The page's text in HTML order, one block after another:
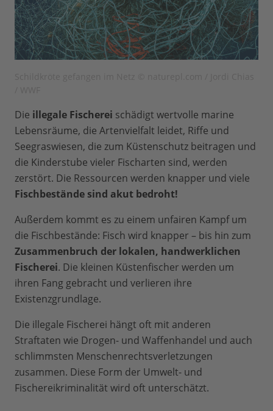
Die illegale Fischerei schädigt wertvolle marine
Lebensräume, die Artenvielfalt leidet, Riffe und
Seegraswiesen, die zum Küstenschutz beitragen und
die Kinderstube vieler Fischarten sind, werden
zerstört. Die Ressourcen werden knapper und viele
Fischbestände sind akut bedroht!
Außerdem kommt es zu einem unfairen Kampf um
die Fischbestände: Fisch wird knapper – bis hin zum
Zusammenbruch der lokalen, handwerklichen
Fischerei. Die kleinen Küstenfischer werden um
ihren Fang gebracht und verlieren ihre
Existenzgrundlage.
Die illegale Fischerei hängt oft mit anderen
Straftaten wie Drogen- und Waffenhandel und auch
schlimmsten Menschenrechtsverletzungen
zusammen. Diese Form der Umwelt- und
Fischereikriminalität wird oft unterschätzt.